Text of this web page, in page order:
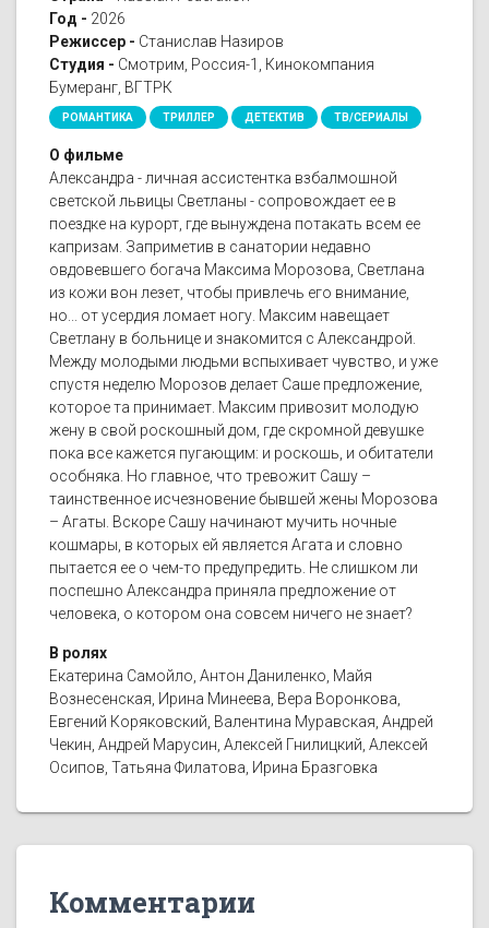
Год - 2026
Режиссер - Станислав Назиров
Студия - Смотрим, Россия-1, Кинокомпания
Бумеранг, ВГТРК
РОМАНТИКА ТРИЛЛЕР ДЕТЕКТИВ ТВ/СЕРИАЛЫ
О фильме
Александра - личная ассистентка взбалмошной
светской львицы Светланы - сопровождает ее в
поездке на курорт, где вынуждена потакать всем ее
капризам. Заприметив в санатории недавно
овдовевшего богача Максима Морозова, Светлана
из кожи вон лезет, чтобы привлечь его внимание,
но... от усердия ломает ногу. Максим навещает
Светлану в больнице и знакомится с Александрой.
Между молодыми людьми вспыхивает чувство, и уже
спустя неделю Морозов делает Саше предложение,
которое та принимает. Максим привозит молодую
жену в свой роскошный дом, где скромной девушке
пока все кажется пугающим: и роскошь, и обитатели
особняка. Но главное, что тревожит Сашу –
таинственное исчезновение бывшей жены Морозова
– Агаты. Вскоре Сашу начинают мучить ночные
кошмары, в которых ей является Агата и словно
пытается ее о чем-то предупредить. Не слишком ли
поспешно Александра приняла предложение от
человека, о котором она совсем ничего не знает?
В ролях
Екатерина Самойло, Антон Даниленко, Майя
Вознесенская, Ирина Минеева, Вера Воронкова,
Евгений Коряковский, Валентина Муравская, Андрей
Чекин, Андрей Марусин, Алексей Гнилицкий, Алексей
Осипов, Татьяна Филатова, Ирина Бразговка
Комментарии